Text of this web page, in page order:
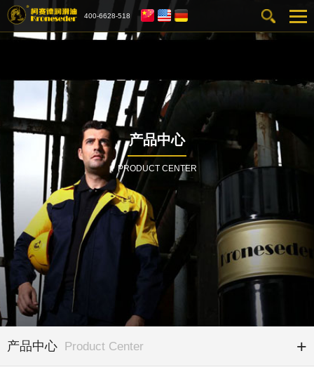
400-6628-518
产品中心
PRODUCT CENTER
产品中心 Product Center